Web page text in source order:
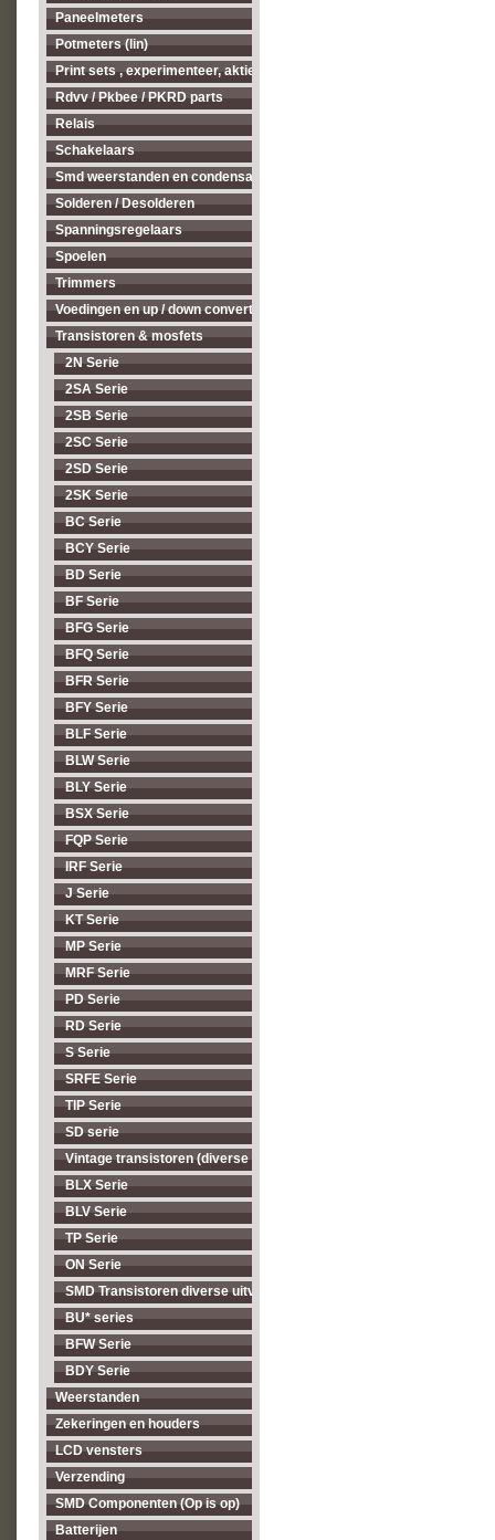
Paneelmeters
Potmeters (lin)
Print sets , experimenteer, aktieve antenne's enz...
Rdvv / Pkbee / PKRD parts
Relais
Schakelaars
Smd weerstanden en condensatoren
Solderen / Desolderen
Spanningsregelaars
Spoelen
Trimmers
Voedingen en up / down converters
Transistoren & mosfets
2N Serie
2SA Serie
2SB Serie
2SC Serie
2SD Serie
2SK Serie
BC Serie
BCY Serie
BD Serie
BF Serie
BFG Serie
BFQ Serie
BFR Serie
BFY Serie
BLF Serie
BLW Serie
BLY Serie
BSX Serie
FQP Serie
IRF Serie
J Serie
KT Serie
MP Serie
MRF Serie
PD Serie
RD Serie
S Serie
SRFE Serie
TIP Serie
SD serie
Vintage transistoren (diverse types, op = op)
BLX Serie
BLV Serie
TP Serie
ON Serie
SMD Transistoren diverse uitvoeringen
BU* series
BFW Serie
BDY Serie
Weerstanden
Zekeringen en houders
LCD vensters
Verzending
SMD Componenten (Op is op)
Batterijen